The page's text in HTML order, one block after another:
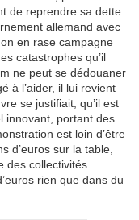
de reprendre sa dette
allemand avec
en rase campagne
catastrophes qu’il
ne peut se dédouaner
à l’aider, il lui revient
se justifiait, qu’il est
innovant, portant des
est loin d’être
d’euros sur la table,
des collectivités
rien que dans du